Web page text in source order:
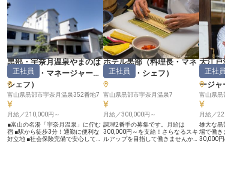
黒部・宇奈月温泉やまのは
（料理長・マネージャー・
シェフ ）
正社員
富山県黒部市宇奈月温泉352番地7
月給／210,000円～
■富山の名湯「宇奈月温泉」に佇む
宿 ■駅から徒歩3分！通勤に便利な
好立地 ■社会保険完備で安心して働
ホテル黒部（料理長・マネ
ージャー・シェフ ）
正社員
富山県黒部市宇奈月温泉7
月給／300,000円～
調理2番手の募集です。月給は
300,000円～を支給！さらなるスキ
ルアップを目指して働きませんか？
大江戸
ンドホ
ージャ
正社員
富山県黒
月給／
雄大な黒
場で働き
30,000